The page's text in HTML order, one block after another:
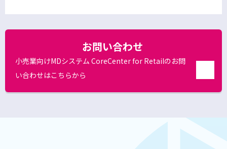
ィ
ド
開
お問い合わせ
小売業向けMDシステム CoreCenter for Retailのお問
い合わせはこちらから
ウ